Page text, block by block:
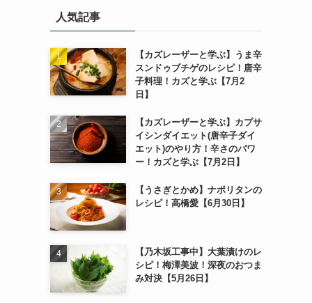
人気記事
【カズレーザーと学ぶ】うま辛
スンドゥブチゲのレシピ！唐辛
子料理！カズと学ぶ【7月2
日】
【カズレーザーと学ぶ】カプサ
イシンダイエット(唐辛子ダイ
エット)のやり方！辛さのパワ
ー！カズと学ぶ【7月2日】
【うさぎとかめ】ナポリタンの
レシピ！高橋愛【6月30日】
【乃木坂工事中】大葉漬けのレ
シピ！梅澤美波！深夜のおつま
み対決【5月26日】